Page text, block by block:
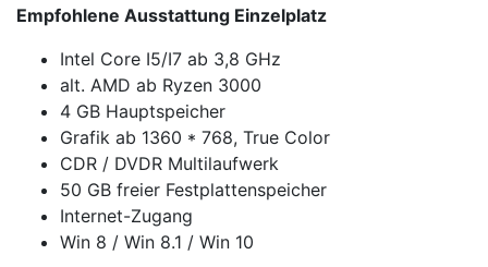
Empfohlene Ausstattung Einzelplatz
Intel Core I5/I7 ab 3,8 GHz
alt. AMD ab Ryzen 3000
4 GB Hauptspeicher
Grafik ab 1360 * 768, True Color
CDR / DVDR Multilaufwerk
50 GB freier Festplattenspeicher
Internet-Zugang
Win 8 / Win 8.1 / Win 10